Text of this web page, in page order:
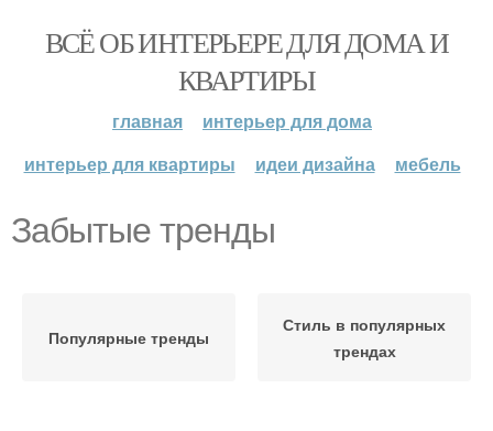
ВСЁ ОБ ИНТЕРЬЕРЕ ДЛЯ ДОМА И
КВАРТИРЫ
главная
интерьер для дома
интерьер для квартиры
идеи дизайна мебель
Забытые тренды
Популярные тренды
Стиль в популярных
трендах